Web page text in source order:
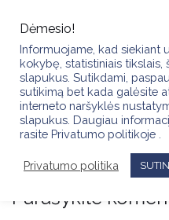
content
FB_IMG_1771188286467
Parašykite
Dėmesio!
Informuojame, kad siekiant
kokybę, statistiniais tikslais,
slapukus. Sutikdami,
sutikimą bet kada galėsite
interneto naršyklės
slapukus. Daugiau
rasite Privatumo politikoje .
Privatumo politika